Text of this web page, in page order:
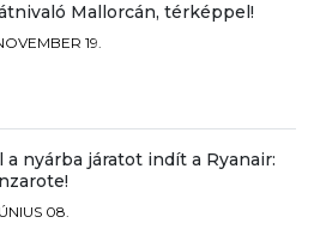
Mallorcán, térképpel!
19.
a nyárba járatot indít a Ryanair:
08.